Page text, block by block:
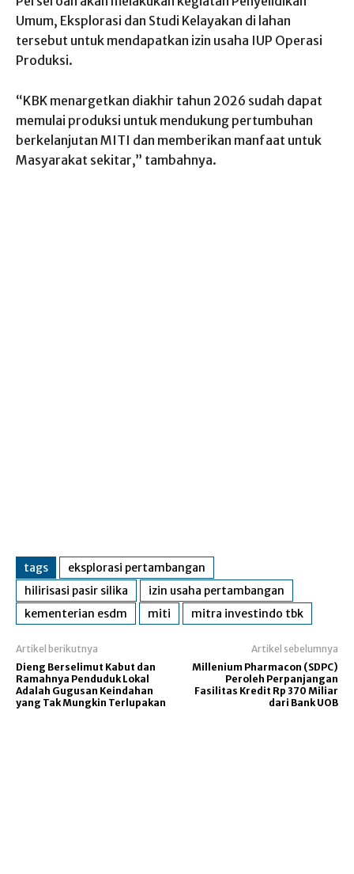
Umum, Eksplorasi dan Studi Kelayakan di lahan
tersebut untuk mendapatkan izin usaha IUP Operasi
Produksi.
“KBK menargetkan diakhir tahun 2026 sudah dapat
memulai produksi untuk mendukung pertumbuhan
berkelanjutan MITI dan memberikan manfaat untuk
Masyarakat sekitar,” tambahnya.
tags
eksplorasi pertambangan
hilirisasi pasir silika
izin usaha pertambangan
kementerian esdm
miti mitra investindo tbk
Artikel berikutnya
Dieng Berselimut Kabut dan
Ramahnya Penduduk Lokal
Adalah Gugusan Keindahan
yang Tak Mungkin Terlupakan
Artikel sebelumnya
Millenium Pharmacon (SDPC)
Peroleh Perpanjangan
Fasilitas Kredit Rp 370 Miliar
dari Bank UOB